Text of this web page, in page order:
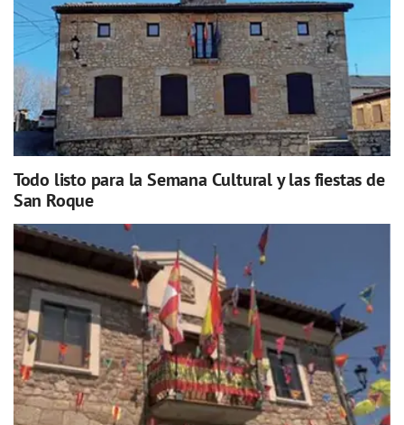
Todo listo para la Semana Cultural y las fiestas de
San Roque